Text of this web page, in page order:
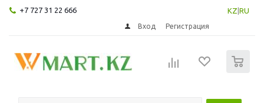
+7 727 31 22 666 KZ RU
Вход Регистрация